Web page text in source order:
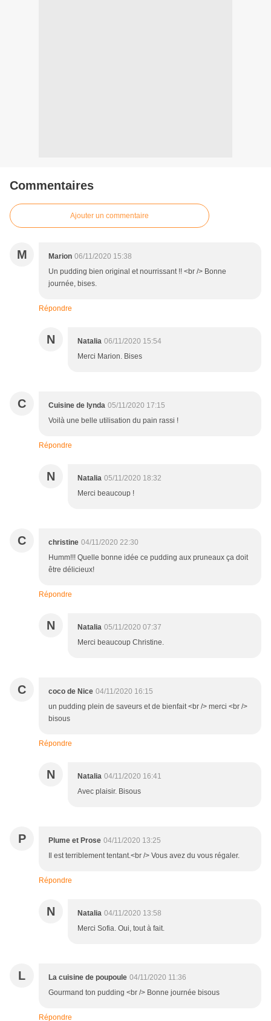
Commentaires
Ajouter un commentaire
M Marion 06/11/2020 15:38
Un pudding bien original et nourrissant !! <br /> Bonne
journée, bises.
Répondre
N Natalia 06/11/2020 15:54
Merci Marion. Bises
C Cuisine de lynda 05/11/2020 17:15
Voilà une belle utilisation du pain rassi !
Répondre
N Natalia 05/11/2020 18:32
Merci beaucoup !
C christine 04/11/2020 22:30
Humm!!! Quelle bonne idée ce pudding aux pruneaux ça doit
être délicieux!
Répondre
N Natalia 05/11/2020 07:37
Merci beaucoup Christine.
C coco de Nice 04/11/2020 16:15
un pudding plein de saveurs et de bienfait <br /> merci <br />
bisous
Répondre
N Natalia 04/11/2020 16:41
Avec plaisir. Bisous
P Plume et Prose 04/11/2020 13:25
Il est terriblement tentant.<br /> Vous avez du vous régaler.
Répondre
N Natalia 04/11/2020 13:58
Merci Sofia. Oui, tout à fait.
L La cuisine de poupoule 04/11/2020 11:36
Gourmand ton pudding <br /> Bonne journée bisous
Répondre